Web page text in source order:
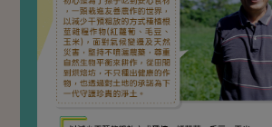
日用品 圖書禮品
防災用品
最新產品
異國料理
年菜食譜
養身食補
節慶大餐
把最好的台灣味帶回家！
綠主張月刊
典藏閱覽室
最新消息
媒體報導
下載專區